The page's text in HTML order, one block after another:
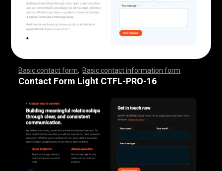
Basic contact form Basic contact information form
,,,,,,,,,,,,,,,,,,,,, ,,,,,,,,,,,,,,,,,,,,,,,,,,,,,,,,,,
,,,,,,,,,,,,,,,,,,,,, ,,,,,,,,,,,,,,,,,,,,,,,,,,,
Contact Form Light CTFL-PRO-16